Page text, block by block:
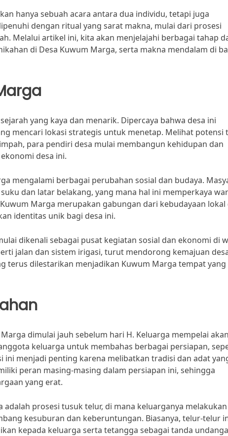
hanya sebuah acara antara dua individu, tetapi juga
dengan ritual yang sarat makna, mulai dari prosesi
Melalui artikel ini, kita akan menjelajahi berbagai tahap
di Desa Kuwum Marga, serta makna mendalam di
yang kaya dan menarik. Dipercaya bahwa desa ini
mencari lokasi strategis untuk menetap. Melihat potensi
para pendiri desa mulai membangun kehidupan dan
desa ini.
mengalami berbagai perubahan sosial dan budaya.
dan latar belakang, yang mana hal ini memperkaya
Marga merupakan gabungan dari kebudayaan lokal
identitas unik bagi desa ini.
dikenali sebagai pusat kegiatan sosial dan ekonomi di
jalan dan sistem irigasi, turut mendorong kemajuan
terus dilestarikan menjadikan Kuwum Marga tempat yang
dimulai jauh sebelum hari H. Keluarga mempelai akan
keluarga untuk membahas berbagai persiapan,
ini menjadi penting karena melibatkan tradisi dan adat
peran masing-masing dalam persiapan ini, sehingga
yang erat.
prosesi tusuk telur, di mana keluarganya
kesuburan dan keberuntungan. Biasanya, telur-telur
kepada keluarga serta tetangga sebagai tanda